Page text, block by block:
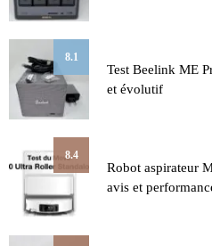
8.1
Test Beelink ME
et évolutif
8.4
Robot aspirateur
avis et